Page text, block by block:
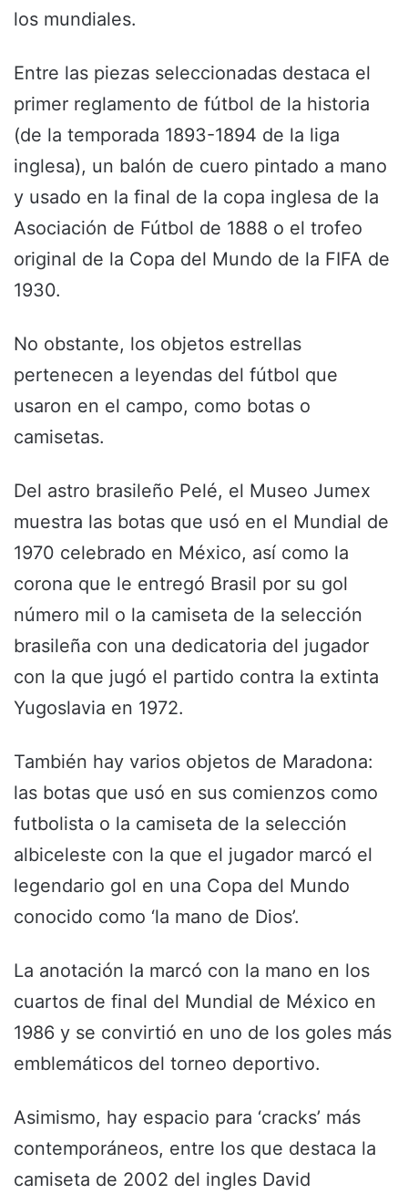
los mundiales.
Entre las piezas seleccionadas destaca el
primer reglamento de fútbol de la historia
(de la temporada 1893-1894 de la liga
inglesa), un balón de cuero pintado a mano
y usado en la final de la copa inglesa de la
Asociación de Fútbol de 1888 o el trofeo
original de la Copa del Mundo de la FIFA de
1930.
No obstante, los objetos estrellas
pertenecen a leyendas del fútbol que
usaron en el campo, como botas o
camisetas.
Del astro brasileño Pelé, el Museo Jumex
muestra las botas que usó en el Mundial de
1970 celebrado en México, así como la
corona que le entregó Brasil por su gol
número mil o la camiseta de la selección
brasileña con una dedicatoria del jugador
con la que jugó el partido contra la extinta
Yugoslavia en 1972.
También hay varios objetos de Maradona:
las botas que usó en sus comienzos como
futbolista o la camiseta de la selección
albiceleste con la que el jugador marcó el
legendario gol en una Copa del Mundo
conocido como ‘la mano de Dios’.
La anotación la marcó con la mano en los
cuartos de final del Mundial de México en
1986 y se convirtió en uno de los goles más
emblemáticos del torneo deportivo.
Asimismo, hay espacio para ‘cracks’ más
contemporáneos, entre los que destaca la
camiseta de 2002 del ingles David